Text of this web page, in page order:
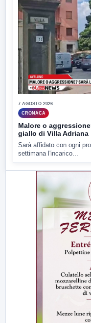
7 AGOSTO 2026
CRONACA
Malore o
giallo di Villa Adriana
Sarà affidato con ogni
settimana l'incarico...